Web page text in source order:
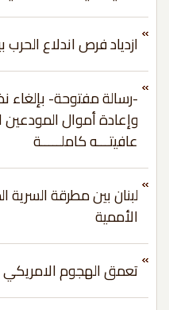
ازدياد فرص اندلاع الحرب
-رسالة مفتوحة- بإلغاء
وإعادة أموال المودعين اليهم
عافيتـــه كاملـــــة
لبنان بين مطرقة السرية
الأممية
تعمق الهجوم الامريكي على